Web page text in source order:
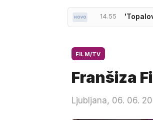
14.55
FILM/TV
Franšiza
Ljubljana, 06. 06.